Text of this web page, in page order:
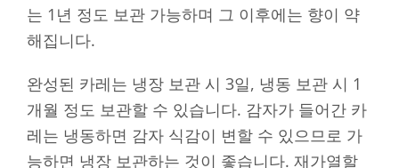
는 1년 정도 보관 가능하며 그 이후에는 향이 약
해집니다.
완성된 카레는 냉장 보관 시 3일, 냉동 보관 시 1
개월 정도 보관할 수 있습니다. 감자가 들어간 카
레는 냉동하면 감자 식감이 변할 수 있으므로 가
능하면 냉장 보관하는 것이 좋습니다. 재가열할